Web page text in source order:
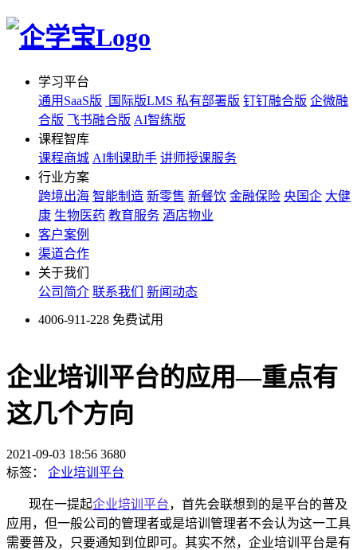
学习平台
通用SaaS版
国际版LMS 私有部署版 钉钉融合版 企微融
合版 飞书融合版 AI智练版
课程智库
课程商城 AI制课助手 讲师授课服务
行业方案
跨境出海 智能制造 新零售 新餐饮 金融保险 央国企 大健
康 生物医药 教育服务 酒店物业
客户案例
渠道合作
关于我们
公司简介 联系我们 新闻动态
4006-911-228 免费试用
企业培训平台的应用—重点有
这几个方向
2021-09-03 18:56 3680
标签：
企业培训平台
现在一提起企业培训平台， 首先会联想到 的是平台的普及
应用 ，但一般公司的管理者或是培训管理者不会认为这一工具
需要普及，
只要通知到位即可。 其实不然， 企业培训平台是有